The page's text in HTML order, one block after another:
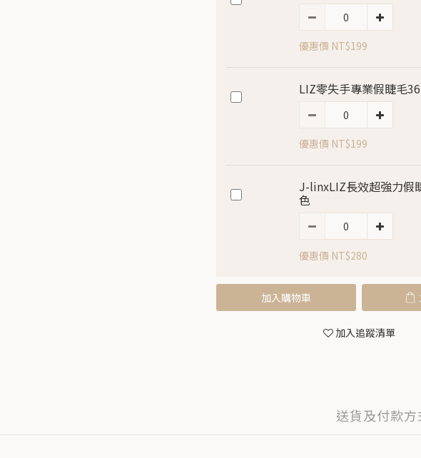
優惠價 NT$199
LIZ零失手專業假睫毛
優惠價 NT$199
J-linxLIZ長效超強力假
色
優惠價 NT$280
加入購物車
加入追蹤清單
送貨及付款方